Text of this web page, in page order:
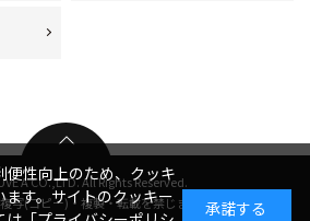
A CO.,LTD. All Rights Reserved.
写(コピー)・複製・転載を禁じます。
便性向上のため、クッキ
す。サイトのクッキー
承諾する